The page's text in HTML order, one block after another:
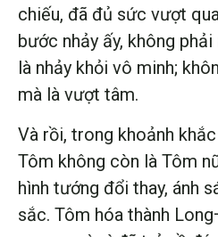
chiếu, đã đủ sức vượt
bước nhảy ấy, không
là nhảy khỏi vô minh;
mà là vượt tâm.
Và rồi, trong khoảnh
Tôm không còn là Tôm
hình tướng đổi thay, ánh
sắc. Tôm hóa thành